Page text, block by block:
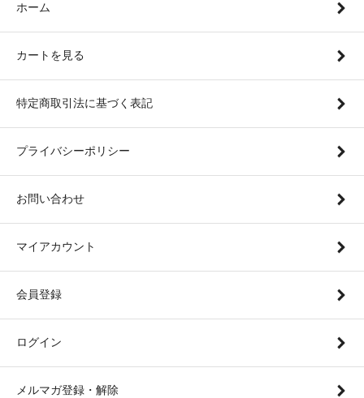
ホーム
カートを見る
特定商取引法に基づく表記
プライバシーポリシー
お問い合わせ
マイアカウント
会員登録
ログイン
メルマガ登録・解除